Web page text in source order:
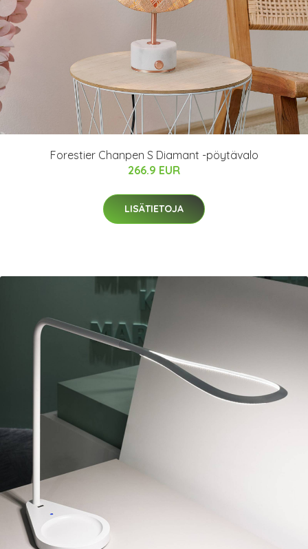
Forestier Chanpen S Diamant -pöytävalo
266.9 EUR
LISÄTIETOJA